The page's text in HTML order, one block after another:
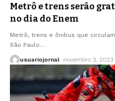
Metrô e trens serão
no dia do Enem
Metrô, trens e ônibus que
São Paulo…
usuariojornal novembro 3, 2023